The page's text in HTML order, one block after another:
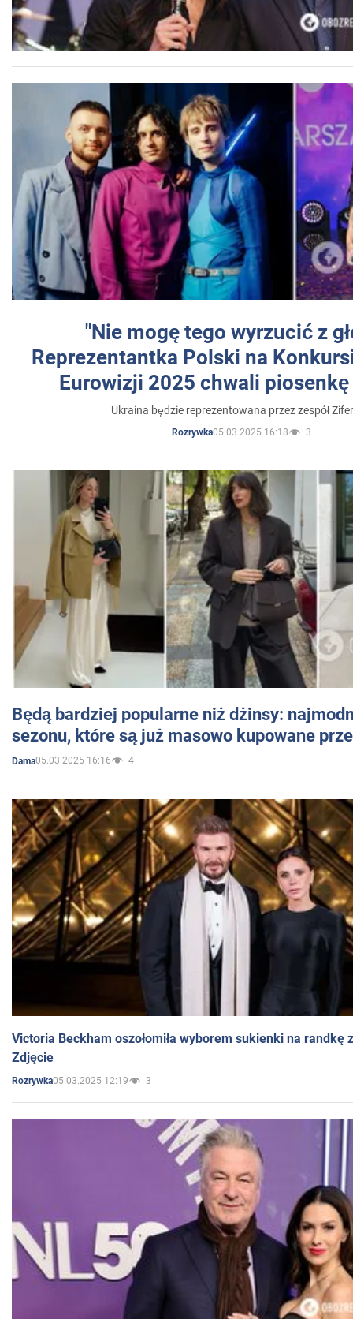
"Nie mogę tego wyrzucić z
Reprezentantka Polski na
Eurowizji 2025 chwali
Ukraina będzie reprezentowana przez zespół
Rozrywka05.03.2025 16:18 3
Będą bardziej popularne niż dżinsy:
sezonu, które są już masowo kupowane
Dama05.03.2025 16:16 4
Victoria Beckham oszołomiła wyborem sukienki na randkę
Zdjęcie
Rozrywka05.03.2025 12:19 3